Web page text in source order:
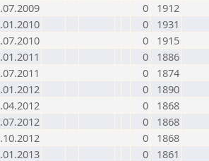
0
1912
0
1931
0
1915
0
1886
0
1874
0
1890
0
1868
0
1868
0
1868
0
1861